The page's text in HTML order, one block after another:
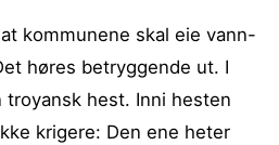
kommunene skal eie vann-
høres betryggende ut. I
hest. Inni hesten
krigere: Den ene heter